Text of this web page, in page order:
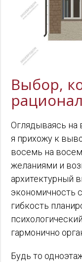
Выбор,
Оглядываясь на
я прихожу к
восемь на
желаниями и
архитектурный
экономичность
гибкость
гармонично
Будь то